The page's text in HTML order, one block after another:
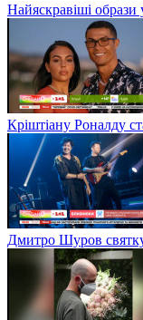
Найяскравіші образи
Кріштіану Роналду
Дмитро Шуров